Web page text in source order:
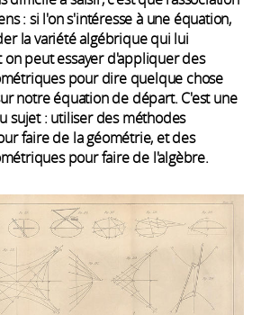
: si l'on s'intéresse à une équation,
la variété algébrique qui lui
on peut essayer d'appliquer des
pour dire quelque chose
notre équation de départ. C'est une
sujet : utiliser des méthodes
faire de la géométrie, et des
pour faire de l'algèbre.